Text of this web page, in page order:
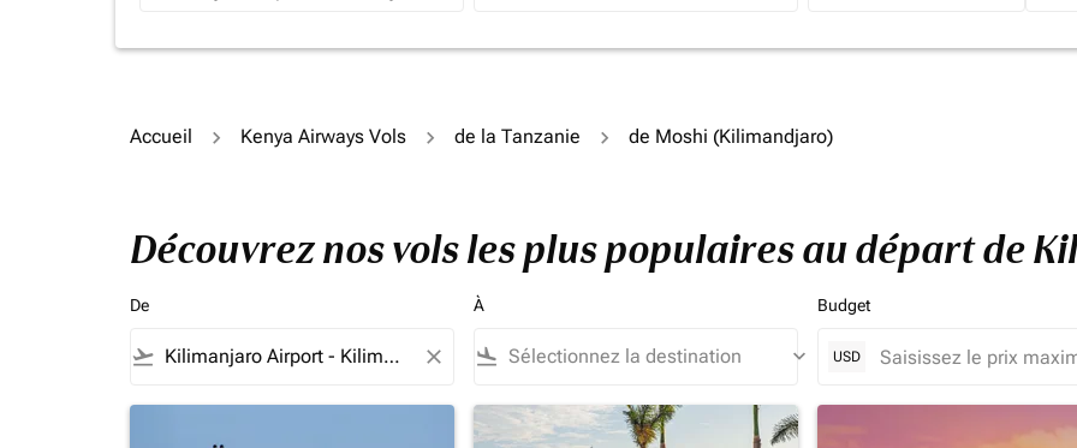
Accueil Kenya Airways Vols de la Tanzanie de Moshi (Kilimandjaro)
Découvrez nos vols les plus populaires au départ de
De
flight_takeoff close
À
flight_land keyboard_arrow_down
Budget
USD